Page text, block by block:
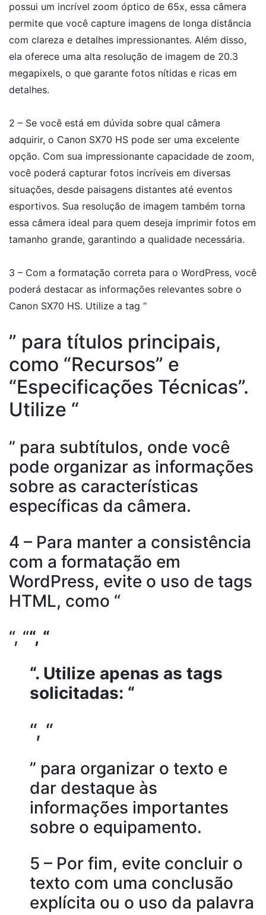
possui um incrível zoom óptico de 65x, essa câmera
permite que você capture imagens de longa distância
com clareza e detalhes impressionantes. Além disso,
ela oferece uma alta resolução de imagem de 20.3
megapixels, o que garante fotos nítidas e ricas em
detalhes.
2 – Se você está em dúvida sobre qual câmera
adquirir, o Canon SX70 HS pode ser uma excelente
opção. Com sua impressionante capacidade de zoom,
você poderá capturar fotos incríveis em diversas
situações, desde paisagens distantes até eventos
esportivos. Sua resolução de imagem também torna
essa câmera ideal para quem deseja imprimir fotos em
tamanho grande, garantindo a qualidade necessária.
3 – Com a formatação correta para o WordPress, você
poderá destacar as informações relevantes sobre o
Canon SX70 HS. Utilize a tag “
” para títulos principais,
como “Recursos” e
“Especificações Técnicas”.
Utilize “
” para subtítulos, onde você
pode organizar as informações
sobre as características
específicas da câmera.
4 – Para manter a consistência
com a formatação em
WordPress, evite o uso de tags
HTML, como “
“, ““, “
“. Utilize apenas as tags
solicitadas: “
“, “
” para organizar o texto e
dar destaque às
informações importantes
sobre o equipamento.
5 – Por fim, evite concluir o
texto com uma conclusão
explícita ou o uso da palavra